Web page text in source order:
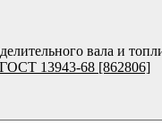
вала и
13943-68 [862806]